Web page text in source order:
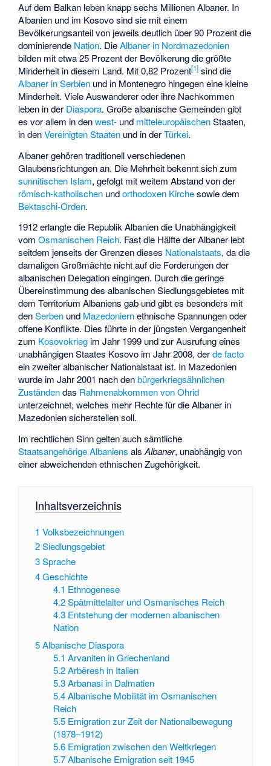
Auf dem Balkan leben knapp sechs Millionen Albaner. In
Albanien und im Kosovo sind sie mit einem
Bevölkerungsanteil von jeweils deutlich über 90 Prozent die
dominierende Nation. DieAlbaner in Nordmazedonien
bilden mit etwa 25 Prozent der Bevölkerung die größte
Minderheit in diesem Land. Mit 0,82 Prozent[1] sind die
Albaner in Serbien und in Montenegro hingegen eine kleine
Minderheit. Viele Auswanderer oder ihre Nachkommen
leben in der Diaspora. Große albanische Gemeinden gibt
es vor allem in denwest- und mitteleuropäischenStaaten,
in denVereinigten Staaten und in derTürkei.
Albaner gehören traditionell verschiedenen
Glaubensrichtungen an. Die Mehrheit bekennt sich zum
sunnitischen Islam, gefolgt mit weitem Abstand von der
römisch-katholischen undorthodoxen Kirchesowie dem
Bektaschi-Orden.
1912 erlangte die Republik Albanien die Unabhängigkeit
vomOsmanischen Reich. Fast die Hälfte der Albaner lebt
seitdem jenseits der Grenzen dieses Nationalstaats, da die
damaligen Großmächte nicht auf die Forderungen der
albanischen Delegation eingingen. Durch die geringe
Übereinstimmung des albanischen Siedlungsgebietes mit
dem Territorium Albaniens gab und gibt es besonders mit
denSerben und Mazedoniernethnische Spannungen oder
offene Konflikte. Dies führte in der jüngsten Vergangenheit
zum Kosovokrieg im Jahr 1999 und zur Ausrufung eines
unabhängigen Staates Kosovo im Jahr 2008, derde facto
ein zweiter albanischer Nationalstaat ist. In Mazedonien
wurde im Jahr 2001 nach denbürgerkriegsähnlichen
Zuständendas Rahmenabkommen von Ohrid
unterzeichnet, welches mehr Rechte für die Albaner in
Mazedonien sicherstellen soll.
Im rechtlichen Sinn gelten auch sämtliche
Staatsangehörige Albaniens alsAlbaner, unabhängig von
einer abweichenden ethnischen Zugehörigkeit.
Inhaltsverzeichnis
1 Volksbezeichnungen
2Siedlungsgebiet
3Sprache
4Geschichte
4.1 Ethnogenese
4.2 Spätmittelalter und Osmanisches Reich
4.3 Entstehung der modernen albanischen
Nation
5Albanische Diaspora
5.1 Arvaniten in Griechenland
5.2 Arbëresh in Italien
5.3 Arbanasi in Dalmatien
5.4 Albanische Mobilität im Osmanischen
Reich
5.5 Emigration zur Zeit der Nationalbewegung
(1878–1912)
5.6 Emigration zwischen den Weltkriegen
5.7 Albanische Emigration seit 1945